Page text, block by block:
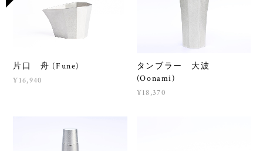
片口 舟 (Fune)
¥16,940
タンブラー 大波
(Oonami)
¥18,370